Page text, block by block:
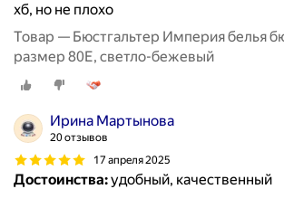
хб, но не плохо
Товар — Бюстгальтер Империя белья
размер 80E, светло-бежевый
Ирина Мартынова
20 отзывов
17 апреля 2025
Достоинства:удобный, качественный